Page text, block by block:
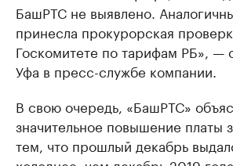
БашРТС не выявлено.
принесла прокурорская
Госкомитете по тарифам РБ», —
Уфа в пресс-службе компании.
В свою очередь, «БашРТС»
значительное повышение платы
тем, что прошлый декабрь